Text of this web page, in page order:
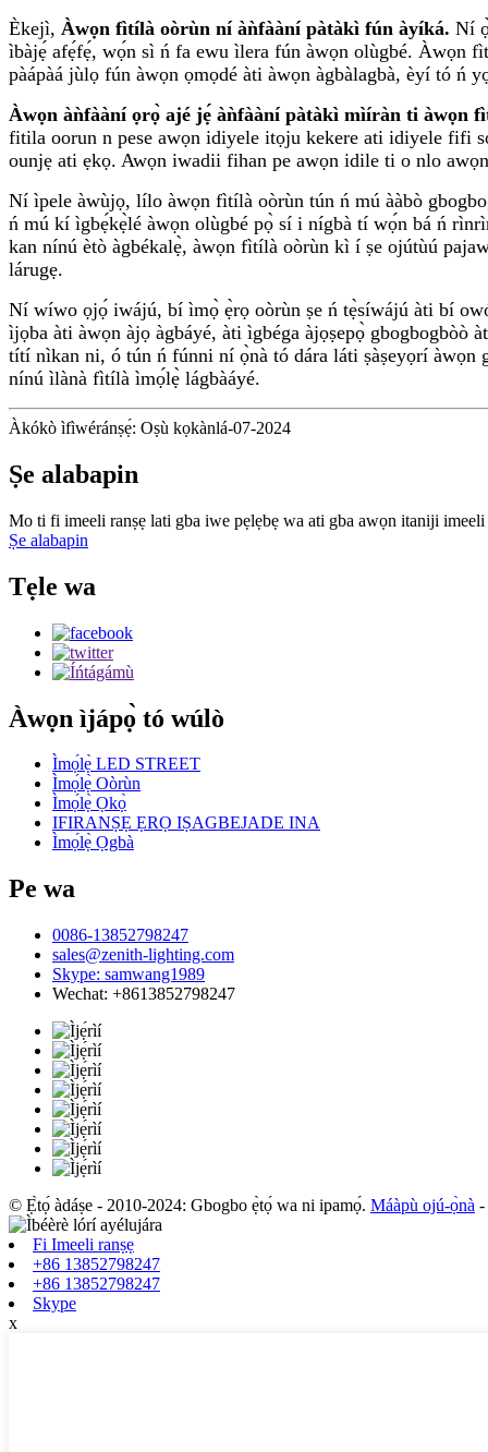
Èkejì, Àwọn fìtílà oòrùn ní àǹfààní pàtàkì fún àyíká. Ní
ìbàjẹ́ afẹ́fẹ́, wọ́n sì ń fa ewu ìlera fún àwọn olùgbé. Àwọn
pàápàá jùlọ fún àwọn ọmọdé àti àwọn àgbàlagbà, èyí tó ń
Àwọn àǹfààní ọrọ̀ ajé jẹ́ àǹfààní pàtàkì mìíràn ti àwọn
fitila oorun n pese awọn idiyele itọju kekere ati idiyele fifi
ounjẹ ati ẹkọ. Awọn iwadii fihan pe awọn idile ti o nlo
Ní ìpele àwùjọ, lílo àwọn fìtílà oòrùn tún ń mú ààbò
ń mú kí ìgbẹ́kẹ̀lé àwọn olùgbé pọ̀ sí i nígbà tí wọ́n bá ń
kan nínú ètò àgbékalẹ̀, àwọn fìtílà oòrùn kì í ṣe ojútùú
lárugẹ.
Ní wíwo ọjọ́ iwájú, bí ìmọ̀ ẹ̀rọ oòrùn ṣe ń tẹ̀síwájú àti bí
ìjọba àti àwọn àjọ àgbáyé, àti ìgbéga àjọṣepọ̀
títí nìkan ni, ó tún ń fúnni ní ọ̀nà tó dára láti ṣàṣeyọrí àwọn
nínú ìlànà fìtílà ìmọ́lẹ̀ lágbàáyé.
Àkókò ìfìwéránṣẹ́: Oṣù kọkànlá-07-2024
Ṣe alabapin
Mo ti fi imeeli ranṣẹ lati gba iwe pẹlẹbẹ wa ati gba awọn itaniji
Ṣe alabapin
Tẹle wa
Àwọn ìjápọ̀ tó wúlò
Ìmọ́lẹ̀ LED STREET
Ìmọ́lẹ̀ Oòrùn
Ìmọ́lẹ̀ Ọkọ̀
IFIRANṢẸ ẸRỌ IṢAGBEJADE INA
Ìmọ́lẹ̀ Ọgbà
Pe wa
0086-13852798247
sales@zenith-lighting.com
Skype: samwang1989
Wechat: +8613852798247
© Ẹ̀tọ́ àdáṣe - 2010-2024: Gbogbo ẹ̀tọ́ wa ni ipamọ́. Máàpù ojú-ọ̀nà -
Fi Imeeli ranṣẹ
+86 13852798247
+86 13852798247
Skype
x